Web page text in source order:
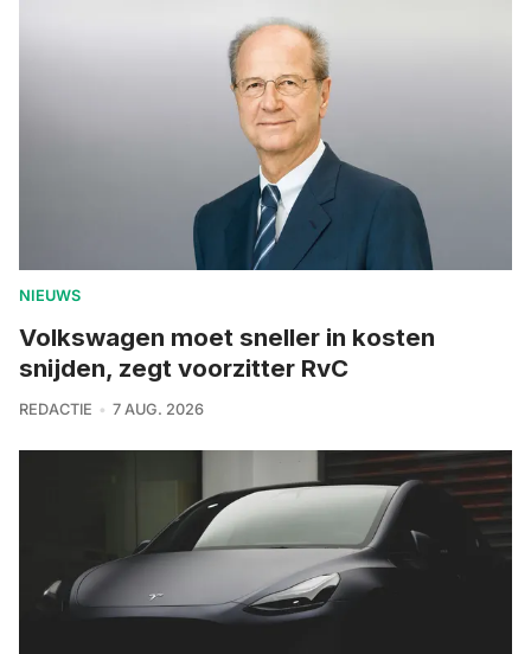
NIEUWS
Volkswagen moet sneller in kosten
snijden, zegt voorzitter RvC
REDACTIE 7 AUG. 2026